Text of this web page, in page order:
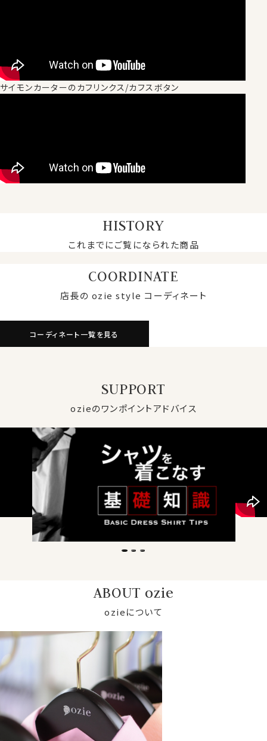
サイモンカーターのカフリンクス/カフスボタン
HISTORY
これまでにご覧になられた商品
COORDINATE
店長の ozie style コーディネート
コーディネート一覧を見る
SUPPORT
ozieのワンポイントアドバイス
ABOUT ozie
ozieについて